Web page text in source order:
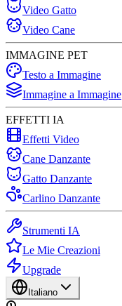
Video Gatto
Video Cane
IMMAGINE PET
Testo a Immagine
Immagine a Immagine
EFFETTI IA
Effetti Video
Cane Danzante
Gatto Danzante
Carlino Danzante
Strumenti IA
Le Mie Creazioni
Upgrade
Italiano